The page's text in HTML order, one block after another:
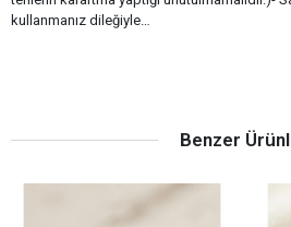
kullanmanız dileğiyle…
Benzer